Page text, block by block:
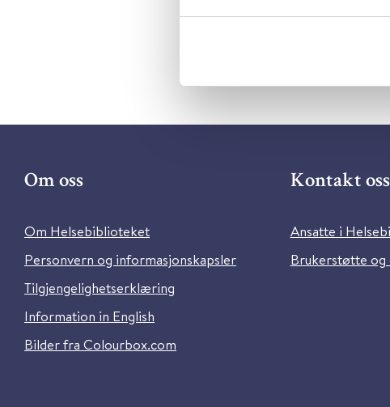
Om oss
Om Helsebiblioteket
Personvern og informasjonskapsler
Tilgjengelighetserklæring
Information in English
Bilder fra Colourbox.com
Kontakt oss
Ansatte i
Brukerstøtte og